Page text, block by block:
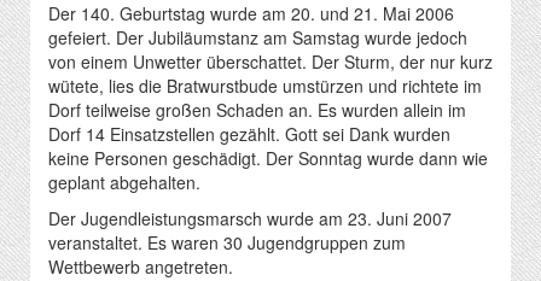
Der 140. Geburtstag wurde am 20. und 21. Mai 2006
gefeiert. Der Jubiläumstanz am Samstag wurde jedoch
von einem Unwetter überschattet. Der Sturm, der nur kurz
wütete, lies die Bratwurstbude umstürzen und richtete im
Dorf teilweise großen Schaden an. Es wurden allein im
Dorf 14 Einsatzstellen gezählt. Gott sei Dank wurden
keine Personen geschädigt. Der Sonntag wurde dann wie
geplant abgehalten.
Der Jugendleistungsmarsch wurde am 23. Juni 2007
veranstaltet. Es waren 30 Jugendgruppen zum
Wettbewerb angetreten.